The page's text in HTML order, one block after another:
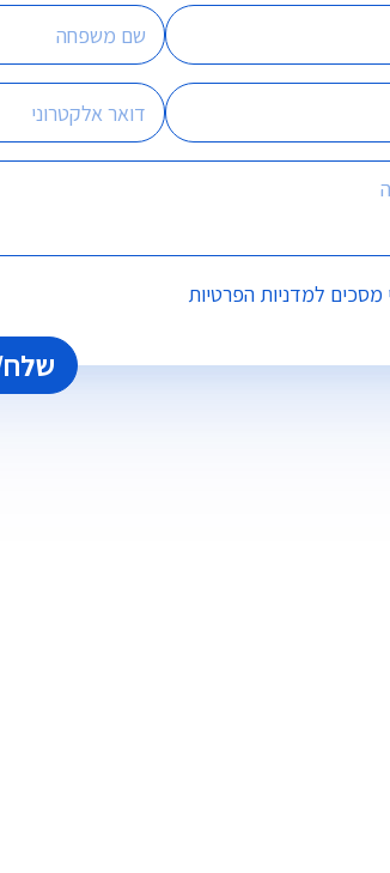
מסכים למדניות הפרטיות